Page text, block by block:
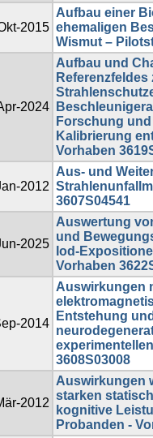
2015
Aufbau einer
ehemaligen
Wismut –
2024
Aufbau und
Forschung
Kalibrierung
Vorhaben
2012
Aus- und
3607S04541
2025
Auswertung
und
Iod-
Vorhaben
2014
Auswirkungen
Entstehung
3608S03008
2012
Auswirkungen
starken
kognitive
Probanden -